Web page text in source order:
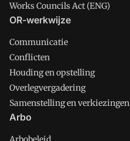
Works Councils Act (ENG)
OR-werkwijze
Communicatie
Conflicten
Houding en opstelling
Overlegvergadering
Samenstelling en verkiezingen
Arbo